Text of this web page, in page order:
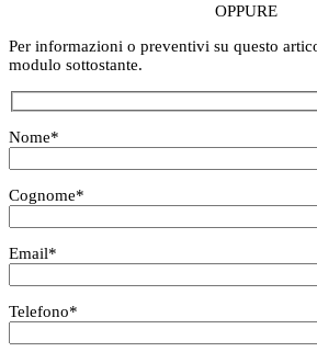
OPPURE
Per informazioni o preventivi su questo
modulo sottostante.
Nome*
Cognome*
Email*
Telefono*